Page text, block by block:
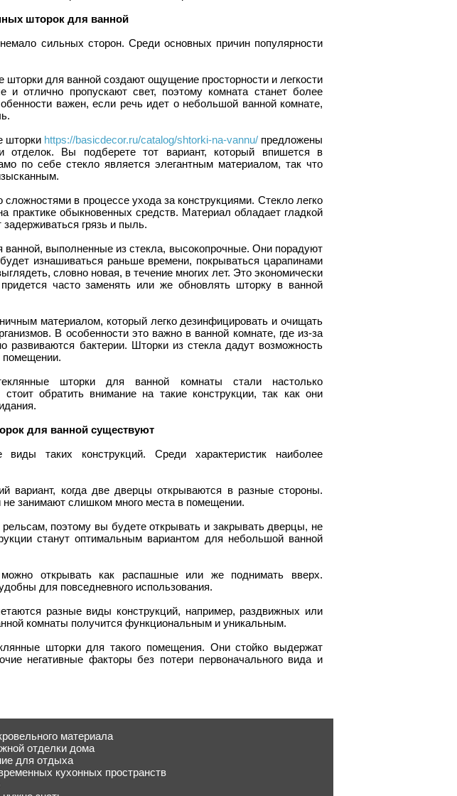
шторок для ванной
сильных сторон. Среди основных причин популярности
шторки для ванной создают ощущение просторности и легкости
и отлично пропускают свет, поэтому комната станет более
важен, если речь идет о небольшой ванной комнате,
шторки https://basicdecor.ru/catalog/shtorki-na-vannu/ предложены
отделок. Вы подберете тот вариант, который впишется в
по себе стекло является элегантным материалом, так что
в процессе ухода за конструкциями. Стекло легко
практике обыкновенных средств. Материал обладает гладкой
грязь и пыль.
выполненные из стекла, высокопрочные. Они порадуют
изнашиваться раньше времени, покрываться царапинами
словно новая, в течение многих лет. Это экономически
часто заменять или же обновлять шторку в ванной
материалом, который легко дезинфицировать и очищать
В особенности это важно в ванной комнате, где из-за
развиваются бактерии. Шторки из стекла дадут возможность
помещении.
шторки для ванной комнаты стали настолько
обратить внимание на такие конструкции, так как они
для ванной существуют
таких конструкций. Среди характеристик наиболее
вариант, когда две дверцы открываются в разные стороны.
занимают слишком много места в помещении.
поэтому вы будете открывать и закрывать дверцы, не
станут оптимальным вариантом для небольшой ванной
открывать как распашные или же поднимать вверх.
для повседневного использования.
разные виды конструкций, например, раздвижных или
комнаты получится функциональным и уникальным.
шторки для такого помещения. Они стойко выдержат
негативные факторы без потери первоначального вида и
материала
отделки дома
для отдыха
кухонных пространств